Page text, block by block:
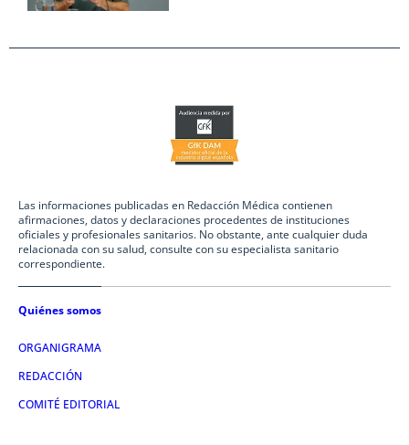
Las informaciones publicadas en Redacción Médica contienen
afirmaciones, datos y declaraciones procedentes de instituciones
oficiales y profesionales sanitarios. No obstante, ante cualquier duda
relacionada con su salud, consulte con su especialista sanitario
correspondiente.
Quiénes somos
ORGANIGRAMA
REDACCIÓN
COMITÉ EDITORIAL